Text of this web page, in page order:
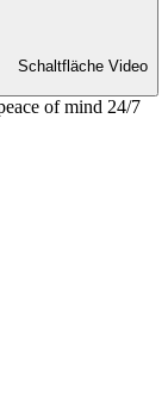
Schaltfläche Video
of mind 24/7